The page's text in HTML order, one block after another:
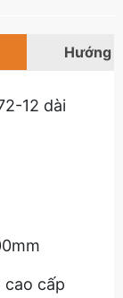
Hướng
12 dài
cao cấp